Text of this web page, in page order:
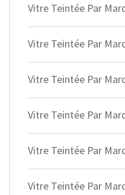
Vitre Teintée Par
Vitre Teintée Par
Vitre Teintée Par
Vitre Teintée Par
Vitre Teintée Par
Vitre Teintée Par